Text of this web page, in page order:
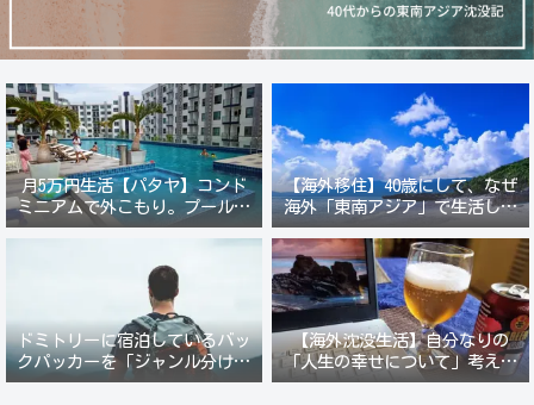
月5万円生活【パタヤ】コンド
ミニアムで外こもり。プール付
き新築コンドでステーキ&ウオ
【海外移住】40歳にして、なぜ
海外「東南アジア」で生活しよ
うと思ったのか？
ドミトリーに宿泊しているバッ
クパッカーを「ジャンル分けし
て人間観察」が楽しい。
【海外沈没生活】自分なりの
「人生の幸せについて」考えて
みる。